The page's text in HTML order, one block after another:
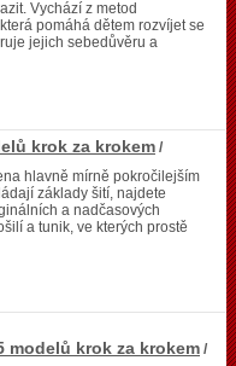
Vychází z metod
pomáhá dětem rozvíjet se
jejich sebedůvěru a
krok za krokem /
hlavně mírně pokročilejším
základy šití, najdete
a nadčasových
a tunik, ve kterých prostě
modelů krok za krokem /